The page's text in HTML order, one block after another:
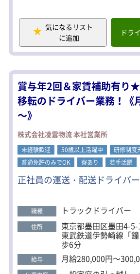
2～3名でチームにな
って現場に向かい作業
業では役割分担が非常
め、チームワークが
ラックは主に2tトラ
の規模によって4tト
ることもあります。
（2）一般輸送の場合
企業から企業へ出版・
ており、主に2t～4tト
ォークリフトの操作が
ます。大型自動車免許
ト免許の資格取得支援
め、資格をお持ちでな
能です。
・ライトバン
・2tトラック
・4tトラック
【配送エリア】
関東近辺
★社員第一主義
気になるリスト
に追加
ドラ
賞与年2回＆家賃補助有り
移転のドライバー業務！《
～》
株式会社凌雲物流 本社営業所
未経験歓迎 50歳以上活躍中
研修制度
普通免許のみでOK
寮あり 若手活躍
正社員の運送・配送ドライバ
職種 トラックドライバー
住所 東京都墨田区墨田4-5-
東武鉄道伊勢崎線「
歩6分
給与 月給280,000円～